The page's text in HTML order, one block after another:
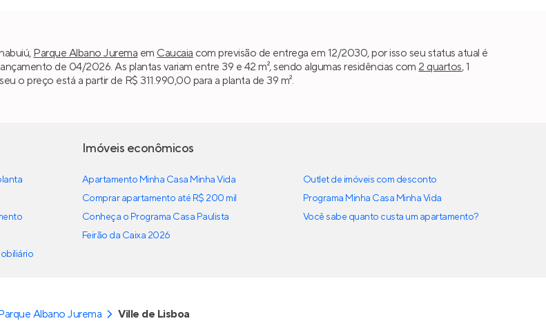
Parque Albano Jurema em Caucaia com previsão de entrega em 12/2030, por isso seu status atual é
de 04/2026. As plantas variam entre 39 e 42 m², sendo algumas residências com 2 quartos, 1
o preço está a partir de R$ 311.990,00 para a planta de 39 m².
Imóveis econômicos
Apartamento Minha Casa Minha Vida
Comprar apartamento até R$ 200 mil
Conheça o Programa Casa Paulista
Feirão da Caixa 2026
Outlet de imóveis com desconto
Programa Minha Casa Minha Vida
Você sabe quanto custa um apartamento?
Albano Jurema Ville de Lisboa